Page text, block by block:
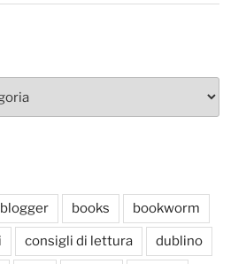
blogger books bookworm
consigli di lettura dublino